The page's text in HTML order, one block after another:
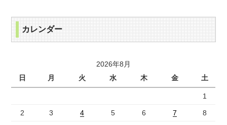
カレンダー
2026年8月
日
月 火 水 木 金 土
1
2 3 4 5 6 7 8